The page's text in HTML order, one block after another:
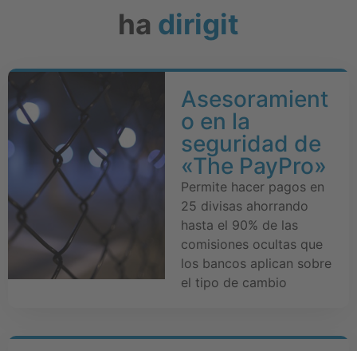
ha dirigit
Asesoramient
o en la
seguridad de
«The PayPro»
Permite hacer pagos en
25 divisas ahorrando
hasta el 90% de las
comisiones ocultas que
los bancos aplican sobre
el tipo de cambio